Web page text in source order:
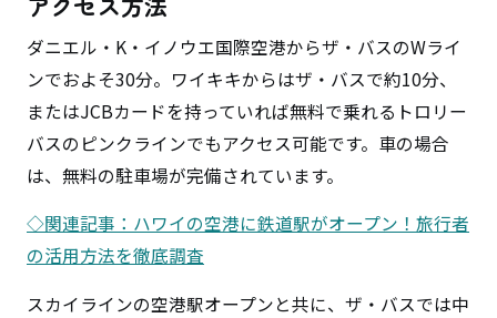
ダニエル・K・イノウエ国際空港からザ・バスのWライ
ンでおよそ30分。ワイキキからはザ・バスで約10分、
またはJCBカードを持っていれば無料で乗れるトロリー
バスのピンクラインでもアクセス可能です。車の場合
は、無料の駐車場が完備されています。
◇関連記事：ハワイの空港に鉄道駅がオープン！旅行者
の活用方法を徹底調査
スカイラインの空港駅オープンと共に、ザ・バスでは中